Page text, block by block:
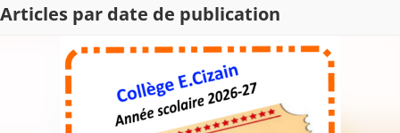
Articles par date de publication